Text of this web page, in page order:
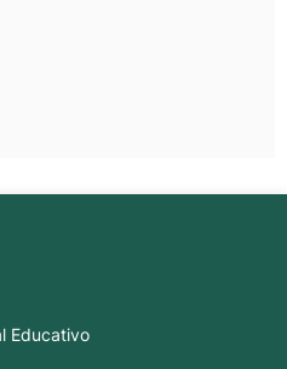
Educativo